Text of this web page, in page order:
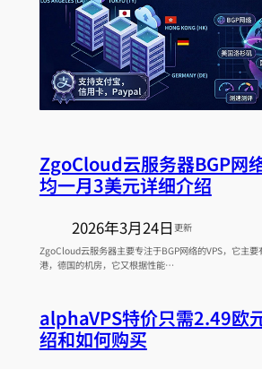
ZgoCloud云服务器BGP网
均一月3美元详细介绍
2026年3月24日 更新
ZgoCloud云服务器主要专注于BGP网络的VPS，它主
港，德国的机房，它又根据性能…
alphaVPS特价只需2.49欧
绍和如何购买